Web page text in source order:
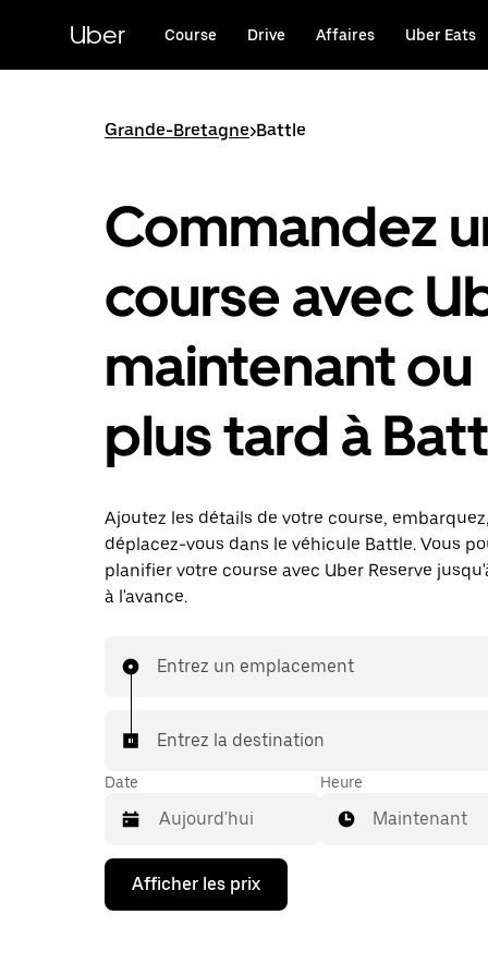
principal
Uber Course Drive Affaires Uber Eats
Grande-Bretagne>Battle
Commandez
course avec
maintenant ou
plus tard à
Ajoutez les détails de votre course,
déplacez-vous dans le véhicule Battle. Vous
planifier votre course avec Uber Reserve
à l'avance.
Entrez un emplacement
Entrez la destination
Date
Appuyez
la
Heure
Maintenant
Afficher les prix